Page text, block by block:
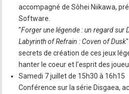
accompagné de Sôhei Niikawa,
Software.
"Forger une légende : un regard sur
Labyrinth of Refrain : Coven of Dusk
secrets de création de ces jeux
hanter le coeur et l'esprit des
Samedi 7 juillet de 15h30 à 16h15
Conférence sur la série Disgaea,